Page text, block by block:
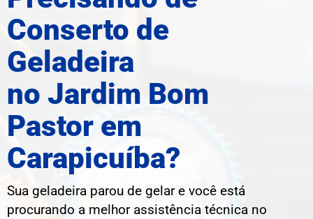
Conserto de
Geladeira
no Jardim Bom
Pastor em
Carapicuíba?
Sua geladeira parou de gelar e você está
procurando a melhor assistência técnica no